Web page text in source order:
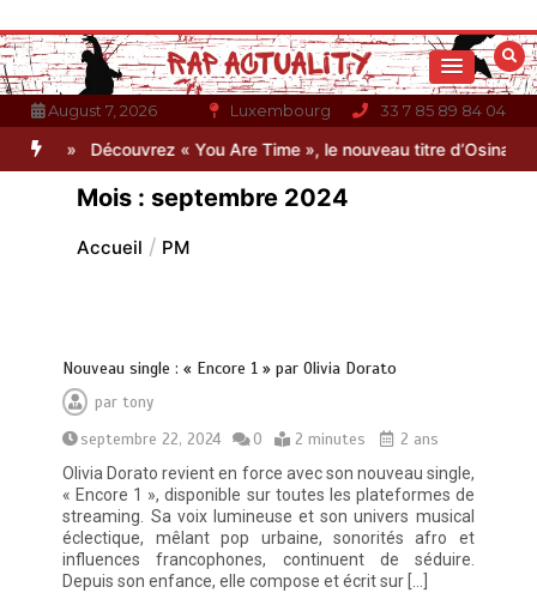
au
contenu
August 7, 2026 Luxembourg 33 7 85 89 84 04
2 » Découvrez « You Are Time », le nouveau titre d’Osinaël
Mois : septembre 2024
Accueil PM
Nouveau single : « Encore 1 » par Olivia Dorato
par tony
septembre 22, 2024
0 2 minutes
2 ans
Olivia Dorato revient en force avec son nouveau single,
« Encore 1 », disponible sur toutes les plateformes de
streaming. Sa voix lumineuse et son univers musical
éclectique, mêlant pop urbaine, sonorités afro et
influences francophones, continuent de séduire.
Depuis son enfance, elle compose et écrit sur […]